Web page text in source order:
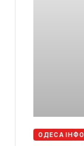
ОДЕСА ІНФО